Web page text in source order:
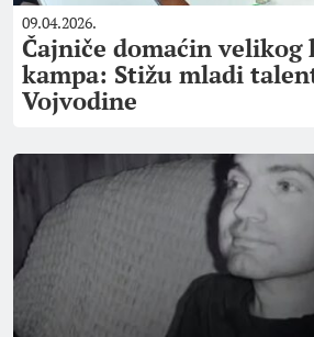
09.04.2026.
Čajniče domaćin velikog
kampa: Stižu mladi
Vojvodine